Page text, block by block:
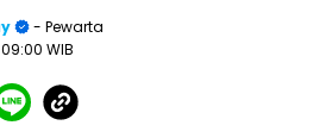
- Pewarta
WIB